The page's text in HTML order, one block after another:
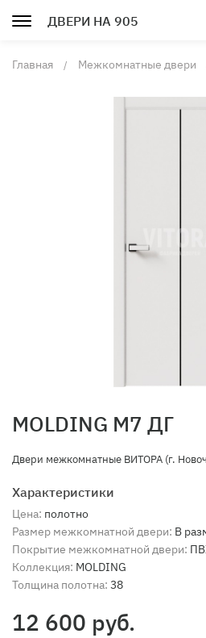
ДВЕРИ НА 905
Главная Межкомнатные двери
MOLDING M7 ДГ
Двери межкомнатные ВИТОРА (г.
Характеристики
Цена: полотно
Размер межкомнатной двери: В
Покрытие межкомнатной двери:
Коллекция: MOLDING
Толщина полотна: 38
12 600 руб.